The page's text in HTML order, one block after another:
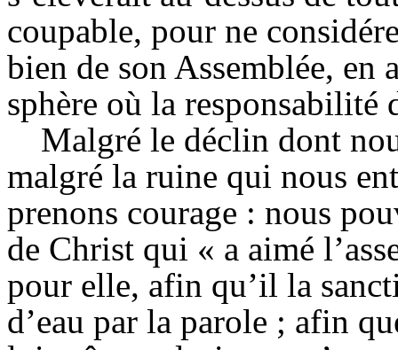
coupable, pour ne
bien de son Assemblée, en
sphère où la responsabilité
Malgré le déclin dont
malgré la ruine qui nous
prenons courage : nous
de Christ qui « a aimé
pour elle, afin qu’il la
d’eau par la parole ; afin